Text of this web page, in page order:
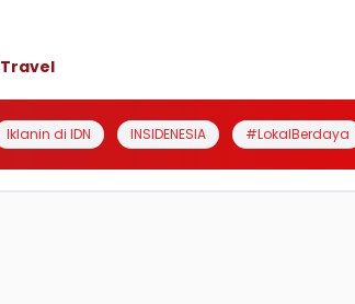
Travel
Iklanin di IDN INSIDENESIA #LokalBerdaya